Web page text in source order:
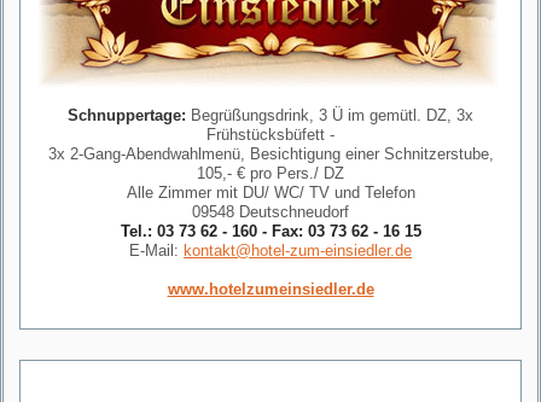
Schnuppertage: Begrüßungsdrink, 3 Ü im gemütl. DZ, 3x
Frühstücksbüfett -
3x 2-Gang-Abendwahlmenü, Besichtigung einer Schnitzerstube,
105,- € pro Pers./ DZ
Alle Zimmer mit DU/ WC/ TV und Telefon
09548 Deutschneudorf
Tel.: 03 73 62 - 160 - Fax: 03 73 62 - 16 15
E-Mail: kontakt@hotel-zum-einsiedler.de
www.hotelzumeinsiedler.de